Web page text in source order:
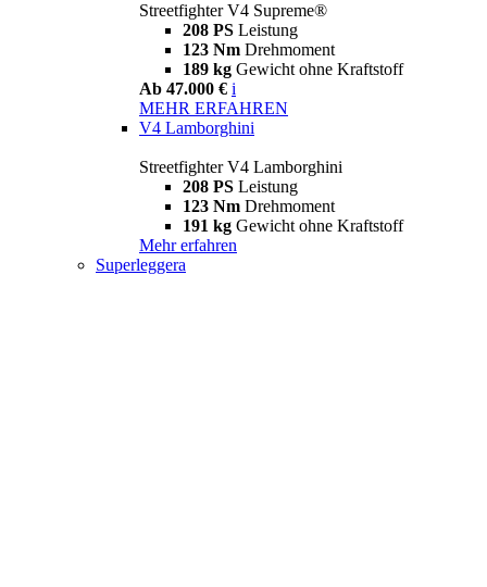
Streetfighter V4 Supreme®
208 PS Leistung
123 Nm Drehmoment
189 kg Gewicht ohne Kraftstoff
Ab 47.000 € i
MEHR ERFAHREN
V4 Lamborghini
Streetfighter V4 Lamborghini
208 PS Leistung
123 Nm Drehmoment
191 kg Gewicht ohne Kraftstoff
Mehr erfahren
Superleggera